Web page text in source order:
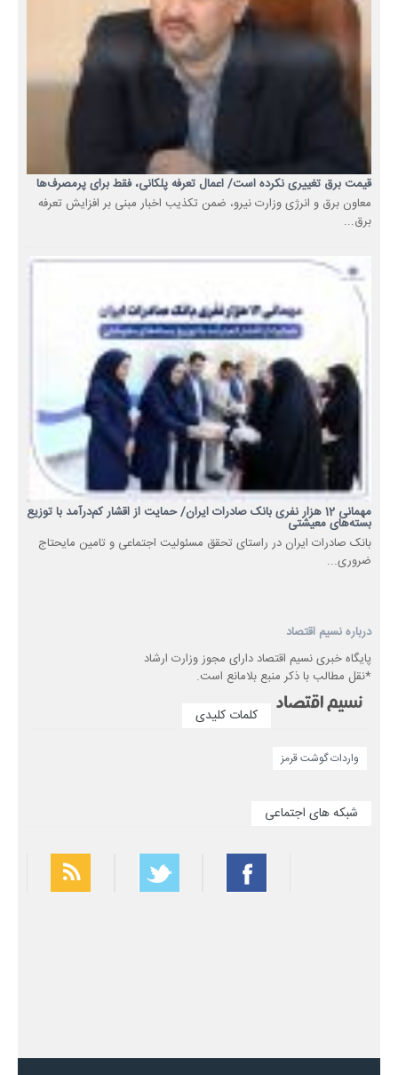
قیمت برق تغییری نکرده است/ اعمال تعرفه پلکانی، فقط برای پرمصرف‌ها
معاون برق و انرژی وزارت نیرو، ضمن تکذیب اخبار مبنی بر افزایش تعرفه
برق...
مهمانی 12 هزار نفری بانک صادرات ایران/ حمایت از اقشار کم‌درآمد با توزیع
بسته‌های معیشتی
​بانک صادرات ایران در راستای تحقق مسئولیت اجتماعی و تامین مایحتاج
ضروری...
درباره نسیم اقتصاد
پایگاه خبری نسیم اقتصاد دارای مجوز وزارت ارشاد
*نقل مطالب با ذکر منبع بلامانع است.
کلمات کلیدی
واردات گوشت قرمز
شبکه های اجتماعی